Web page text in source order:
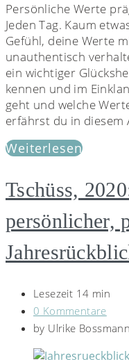
Persönliche Werte
Jeden Tag. Kaum
Gefühl, deine Werte
unauthentisch
ein wichtiger
kennen und im
geht und welche
erfährst du in diesem
Weiterlesen
Tschüss,
persönlicher,
Lesezeit 14 min
0 Kommentare
by Ulrike Bossmann